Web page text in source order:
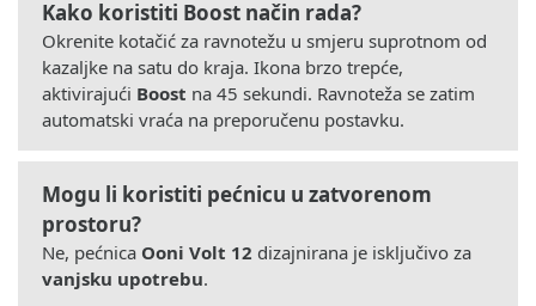
Kako koristiti Boost način rada?
Okrenite kotačić za ravnotežu u smjeru suprotnom od
kazaljke na satu do kraja. Ikona brzo trepće,
aktivirajući Boost na 45 sekundi. Ravnoteža se zatim
automatski vraća na preporučenu postavku.
Mogu li koristiti pećnicu u zatvorenom
prostoru?
Ne, pećnica Ooni Volt 12 dizajnirana je isključivo za
vanjsku upotrebu.